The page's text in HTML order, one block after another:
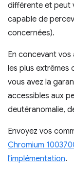
différente et peut
capable de
concernées).
En concevant
les plus extrêmes
vous avez la
accessibles aux
deutéranomalie,
Envoyez vos
Chromium
l'implémentation.